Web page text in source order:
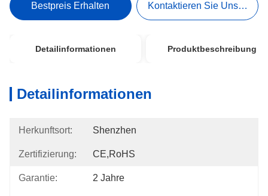
Bestpreis Erhalten Kontaktieren Sie Uns Jetzt
Detailinformationen Produktbeschreibung
Detailinformationen
Herkunftsort: Shenzhen
Zertifizierung: CE,RoHS
Garantie: 2 Jahre